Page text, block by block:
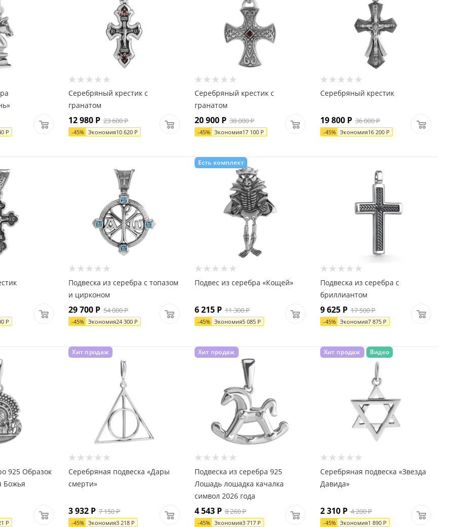
Р
Серебряный крестик с
гранатом
12 980 Р 23 600Р
-45% Экономия10 620 Р
Серебряный крестик с
гранатом
20 900Р 38 000Р
-45% Экономия17 100Р
Серебряный крестик
19 800Р 36 000Р
-45% Экономия16 200Р
Р
Подвеска из серебра с топазом
и цирконом
29 700 Р 54 000Р
-45% Экономия24 300 Р
Есть комплект
Подвес из серебра «Кощей»
6 215Р 11 300Р
-45% Экономия5 085Р
Подвеска из серебра с
бриллиантом
9 625Р 17 500Р
-45% Экономия7 875Р
925 Образок
Божья
Р
Хит продаж
Серебряная подвеска «Дары
смерти»
3 932 Р 7 150Р
-45% Экономия3 218 Р
Хит продаж
Подвеска из серебра 925
Лошадь лошадка качалка
символ 2026 года
4 543Р 8 260Р
-45% Экономия3 717Р
Хит продаж Видео
Серебряная подвеска «Звезда
Давида»
2 310Р 4 200Р
-45% Экономия1 890Р